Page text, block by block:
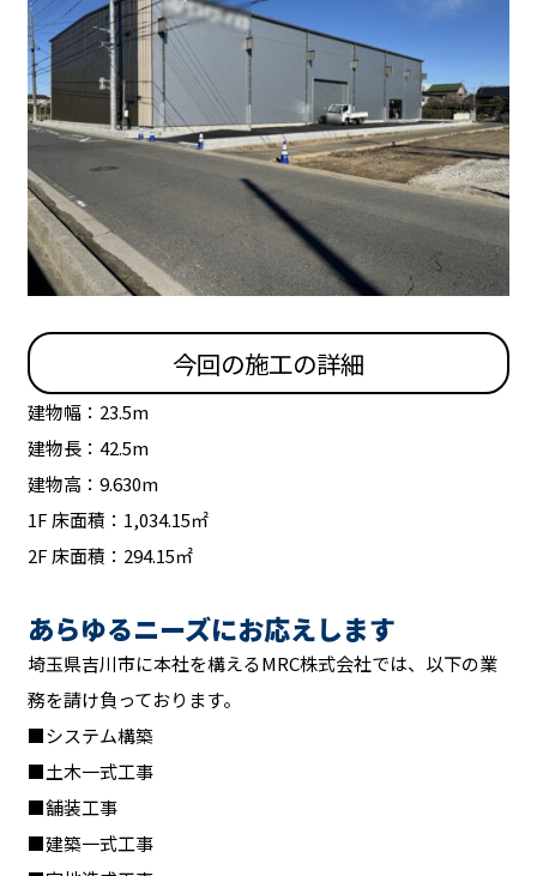
今回の施工の詳細
建物幅：23.5m
建物長：42.5m
建物高：9.630m
1F 床面積：1,034.15㎡
2F 床面積：294.15㎡
あらゆるニーズにお応えします
埼玉県吉川市に本社を構えるMRC株式会社では、以下の業
務を請け負っております。
■システム構築
■土木一式工事
■舗装工事
■建築一式工事